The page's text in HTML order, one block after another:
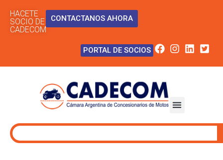
HACETE
SOCIO DE
CADECOM
CONTACTANOS AHORA
PORTAL DE SOCIOS